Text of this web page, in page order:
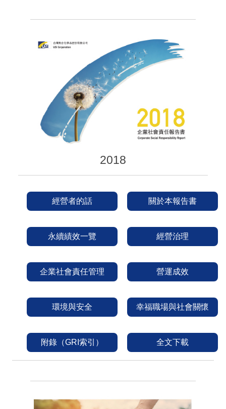
2018
經營者的話 關於本報告書
永續績效一覽 經營治理
企業社會責任管理 營運成效
環境與安全 幸福職場與社會關懷
附錄（GRI索引） 全文下載